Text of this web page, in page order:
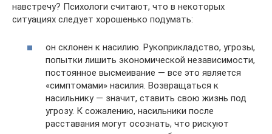
навстречу? Психологи считают, что в некоторых
ситуациях следует хорошенько подумать:
он склонен к насилию. Рукоприкладство, угрозы,
попытки лишить экономической независимости,
постоянное высмеивание — все это является
«симптомами» насилия. Возвращаться к
насильнику — значит, ставить свою жизнь под
угрозу. К сожалению, насильники после
расставания могут осознать, что рискуют